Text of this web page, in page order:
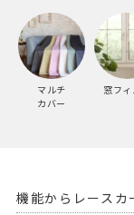
マルチ
カバー
窓フィ
機能からレースカ